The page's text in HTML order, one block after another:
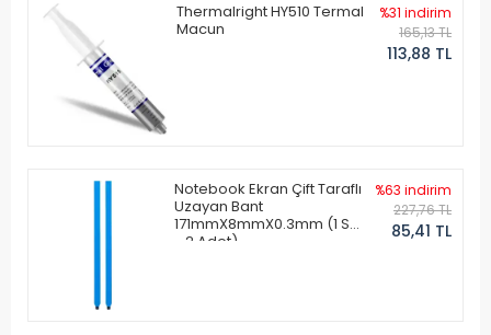
Thermalright HY510 Termal
Macun
%31 indirim
165,13 TL
113,88 TL
Notebook Ekran Çift Taraflı
Uzayan Bant
171mmX8mmX0.3mm (1 Set
- 2 Adet)
%63 indirim
227,76 TL
85,41 TL